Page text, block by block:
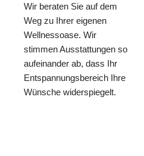
Wir beraten Sie auf dem
Weg zu Ihrer eigenen
Wellnessoase. Wir
stimmen Ausstattungen so
aufeinander ab, dass Ihr
Entspannungsbereich Ihre
Wünsche widerspiegelt.